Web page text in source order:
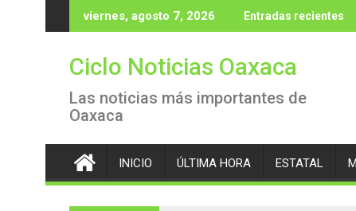
al
viernes, agosto 7, 2026 Entradas recientes
Ciclo Noticias Oaxaca
Las noticias más importantes de
Oaxaca
INICIO ÚLTIMA HORA ESTATAL